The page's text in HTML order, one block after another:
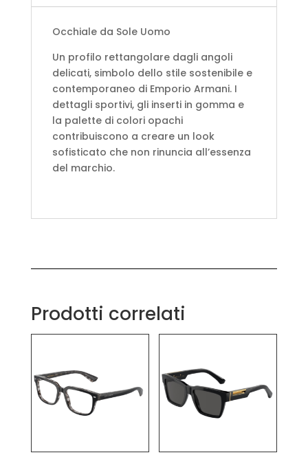
opacoOcchiale da Sole Uomo
Un profilo rettangolare dagli angoli
delicati, simbolo dello stile sostenibile e
contemporaneo di Emporio Armani. I
dettagli sportivi, gli inserti in gomma e
la palette di colori opachi
contribuiscono a creare un look
sofisticato che non rinuncia all’essenza
del marchio.
Prodotti correlati